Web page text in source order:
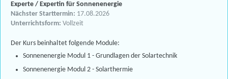
Experte / Expertin für Sonnenenergie
Nächster Starttermin: 17.08.2026
Unterrichtsform: Vollzeit
Der Kurs beinhaltet folgende Module:
Sonnenenergie Modul 1 - Grundlagen der Solartechnik
Sonnenenergie Modul 2 - Solarthermie